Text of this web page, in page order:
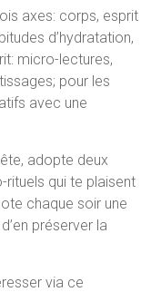
axes: corps, esprit
d’hydratation,
micro-lectures,
pour les
avec une
adopte deux
qui te plaisent
chaque soir une
préserver la
via ce